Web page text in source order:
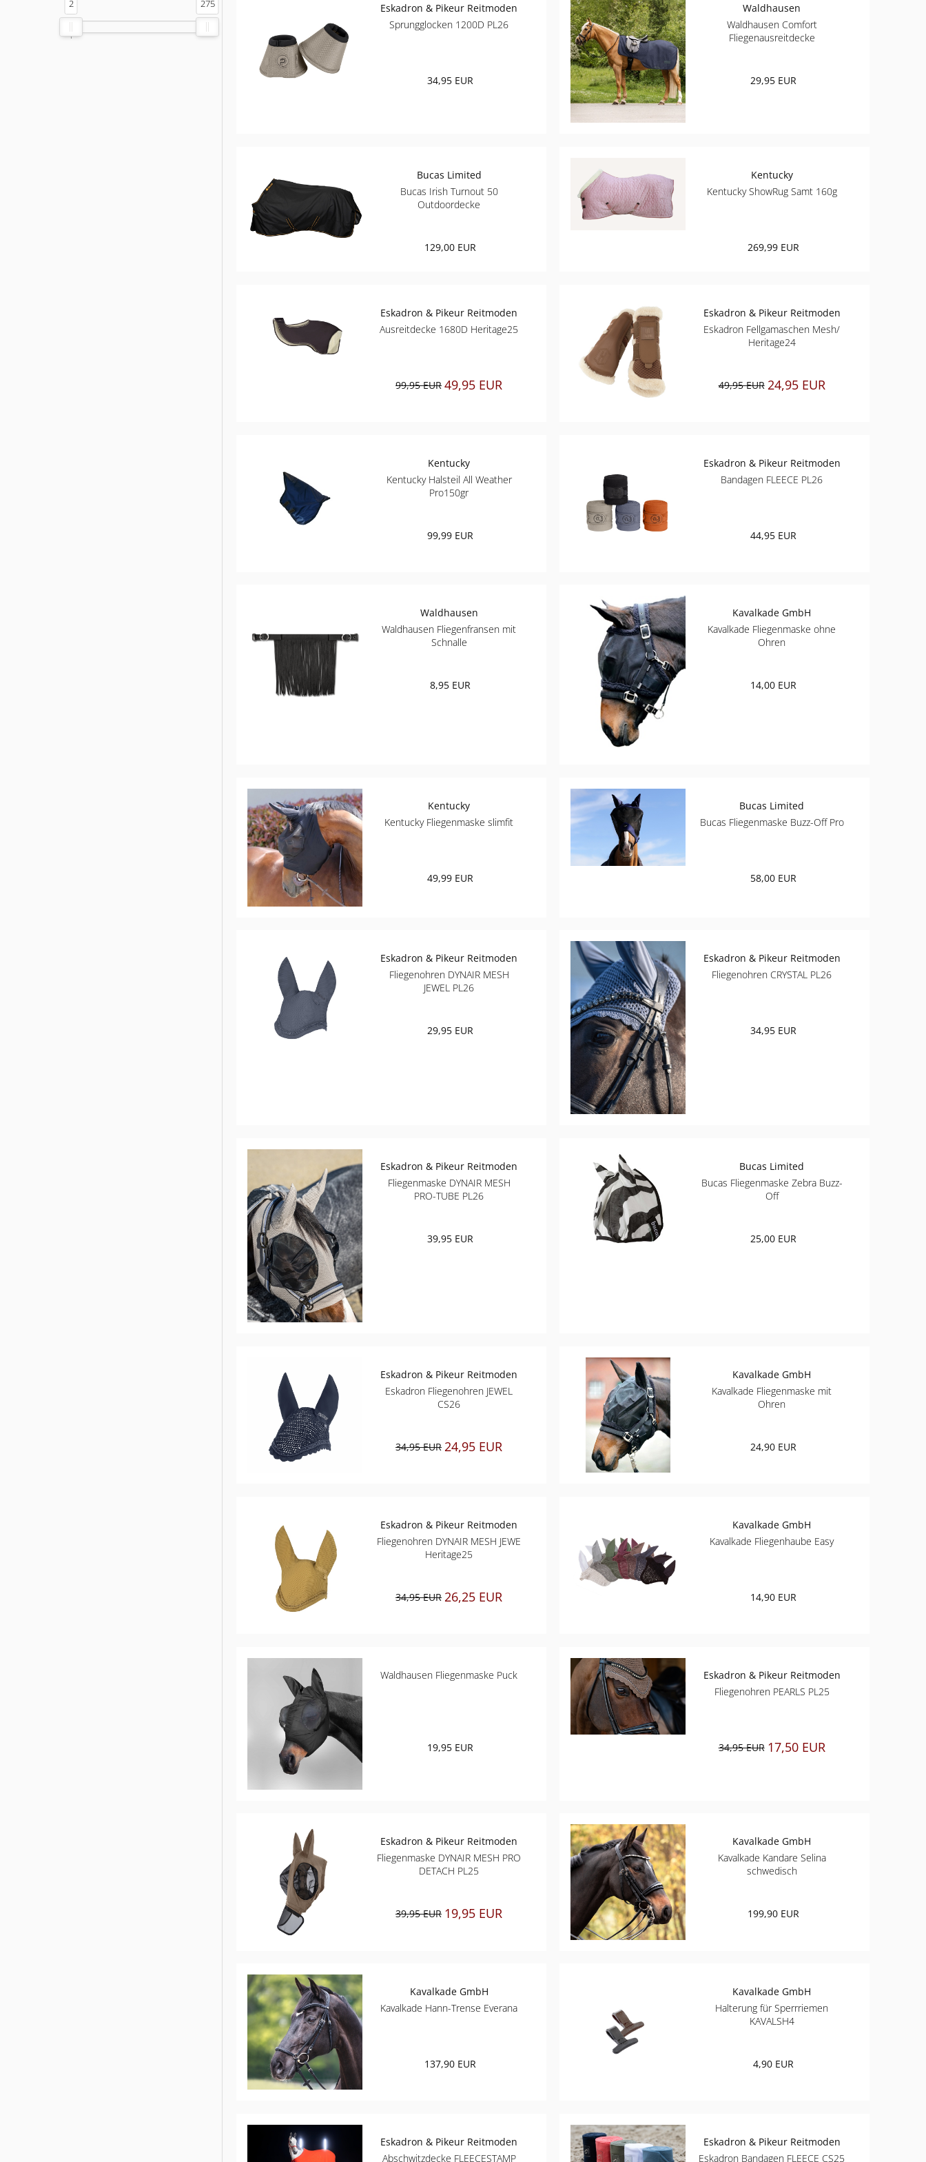
2 275
'
Eskadron & Pikeur Reitmoden
Sprungglocken 1200D PL26
34,95 EUR
Waldhausen
Waldhausen Comfort
Fliegenausreitdecke
29,95 EUR
Bucas Limited
Bucas Irish Turnout 50
Outdoordecke
129,00 EUR
Kentucky
Kentucky ShowRug Samt 160g
269,99 EUR
Eskadron & Pikeur Reitmoden
Ausreitdecke 1680D Heritage25
99,95 EUR 49,95 EUR
Eskadron & Pikeur Reitmoden
Eskadron Fellgamaschen Mesh/
Heritage24
49,95 EUR 24,95 EUR
Kentucky
Kentucky Halsteil All Weather
Pro150gr
99,99 EUR
Eskadron & Pikeur Reitmoden
Bandagen FLEECE PL26
44,95 EUR
Waldhausen
Waldhausen Fliegenfransen mit
Schnalle
8,95 EUR
Kavalkade GmbH
Kavalkade Fliegenmaske ohne
Ohren
14,00 EUR
Kentucky
Kentucky Fliegenmaske slimfit
49,99 EUR
Bucas Limited
Bucas Fliegenmaske Buzz-Off Pro
58,00 EUR
Eskadron & Pikeur Reitmoden
Fliegenohren DYNAIR MESH
JEWEL PL26
29,95 EUR
Eskadron & Pikeur Reitmoden
Fliegenohren CRYSTAL PL26
34,95 EUR
Eskadron & Pikeur Reitmoden
Fliegenmaske DYNAIR MESH
PRO-TUBE PL26
39,95 EUR
Bucas Limited
Bucas Fliegenmaske Zebra Buzz-
Off
25,00 EUR
Eskadron & Pikeur Reitmoden
Eskadron Fliegenohren JEWEL
CS26
34,95 EUR 24,95 EUR
Kavalkade GmbH
Kavalkade Fliegenmaske mit
Ohren
24,90 EUR
Eskadron & Pikeur Reitmoden
Fliegenohren DYNAIR MESH JEWE
Heritage25
34,95 EUR 26,25 EUR
Kavalkade GmbH
Kavalkade Fliegenhaube Easy
14,90 EUR
Waldhausen Fliegenmaske Puck
19,95 EUR
Eskadron & Pikeur Reitmoden
Fliegenohren PEARLS PL25
34,95 EUR 17,50 EUR
Eskadron & Pikeur Reitmoden
Fliegenmaske DYNAIR MESH PRO
DETACH PL25
39,95 EUR 19,95 EUR
Kavalkade GmbH
Kavalkade Kandare Selina
schwedisch
199,90 EUR
Kavalkade GmbH
Kavalkade Hann-Trense Everana
137,90 EUR
Kavalkade GmbH
Halterung für Sperrriemen
KAVALSH4
4,90 EUR
Eskadron & Pikeur Reitmoden
Abschwitzdecke FLEECESTAMP
Eskadron & Pikeur Reitmoden
Eskadron Bandagen FLEECE CS25